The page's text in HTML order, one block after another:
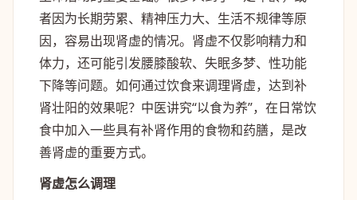
者因为长期劳累、精神压力大、生活不规律等原
因，容易出现肾虚的情况。肾虚不仅影响精力和
体力，还可能引发腰膝酸软、失眠多梦、性功能
下降等问题。如何通过饮食来调理肾虚，达到补
肾壮阳的效果呢？中医讲究“以食为养”，在日常饮
食中加入一些具有补肾作用的食物和药膳，是改
善肾虚的重要方式。
肾虚怎么调理